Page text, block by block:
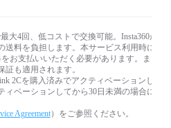
大4回、低コストで交換可能。Insta360が
料を負担します。本サービス利用時には
お支払いいただく必要があります。ま
も適用されます。
2Cを購入済みでアクティベーションして
ベーションしてから30日未満の場合にの
Agreement）をご参照ください。